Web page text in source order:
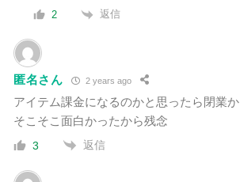
2 返信
匿名さん 2 years ago
アイテム課金になるのかと思ったら閉業か
そこそこ面白かったから残念
3 返信